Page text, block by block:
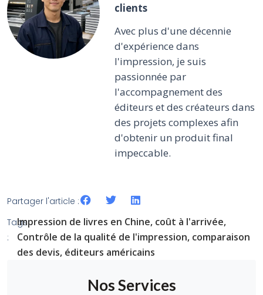
clients
Avec plus d'une décennie
d'expérience dans
l'impression, je suis
passionnée par
l'accompagnement des
éditeurs et des créateurs dans
des projets complexes afin
d'obtenir un produit final
impeccable.
Partager l'article :
Tags
:
Impression de livres en Chine, coût à l'arrivée,
Contrôle de la qualité de l'impression, comparaison
des devis, éditeurs américains
Nos Services